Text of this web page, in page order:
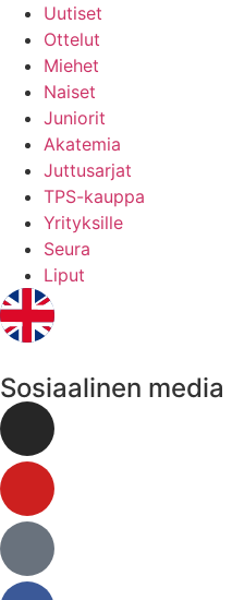
Uutiset
Ottelut
Miehet
Naiset
Juniorit
Akatemia
Juttusarjat
TPS-kauppa
Yrityksille
Seura
Liput
Sosiaalinen media